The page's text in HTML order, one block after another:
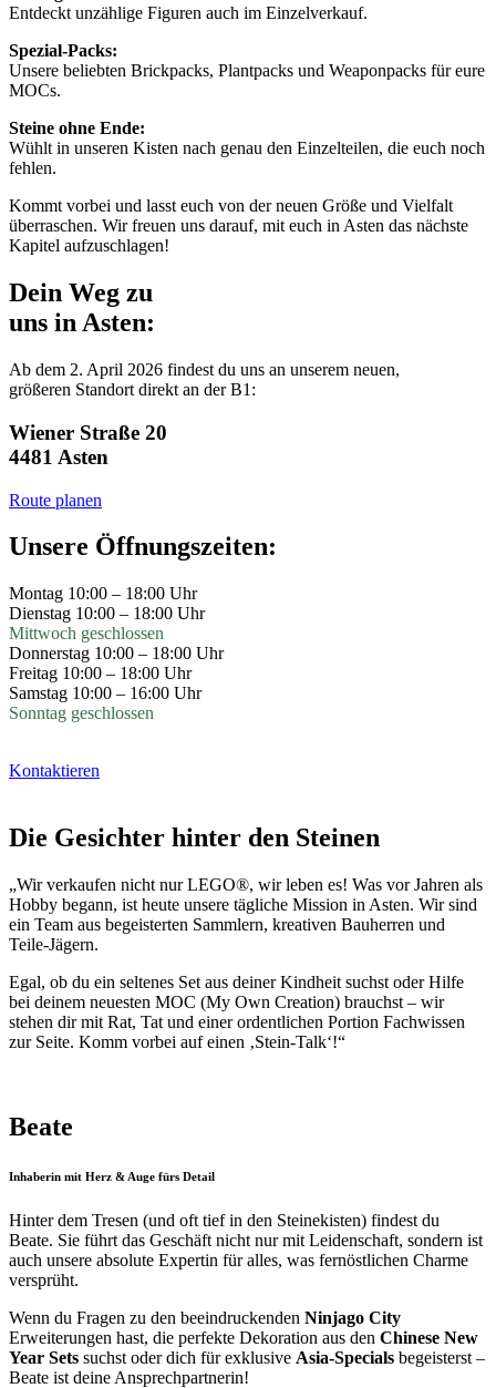
Entdeckt unzählige Figuren auch im Einzelverkauf.
Spezial-Packs:
Unsere beliebten Brickpacks, Plantpacks und Weaponpacks für eure
MOCs.
Steine ohne Ende:
Wühlt in unseren Kisten nach genau den Einzelteilen, die euch noch
fehlen.
Kommt vorbei und lasst euch von der neuen Größe und Vielfalt
überraschen. Wir freuen uns darauf, mit euch in Asten das nächste
Kapitel aufzuschlagen!
Dein Weg zu
uns in Asten:
Ab dem 2. April 2026 findest du uns an unserem neuen,
größeren Standort direkt an der B1:
Wiener Straße 20
4481 Asten
Route planen
Unsere Öffnungszeiten:
Montag 10:00 – 18:00 Uhr
Dienstag 10:00 – 18:00 Uhr
Mittwoch geschlossen
Donnerstag 10:00 – 18:00 Uhr
Freitag 10:00 – 18:00 Uhr
Samstag 10:00 – 16:00 Uhr
Sonntag geschlossen
Kontaktieren
Die Gesichter hinter den Steinen
„Wir verkaufen nicht nur LEGO®, wir leben es! Was vor Jahren als
Hobby begann, ist heute unsere tägliche Mission in Asten. Wir sind
ein Team aus begeisterten Sammlern, kreativen Bauherren und
Teile-Jägern.
Egal, ob du ein seltenes Set aus deiner Kindheit suchst oder Hilfe
bei deinem neuesten MOC (My Own Creation) brauchst – wir
stehen dir mit Rat, Tat und einer ordentlichen Portion Fachwissen
zur Seite. Komm vorbei auf einen ‚Stein-Talk‘!“
Beate
Inhaberin mit Herz & Auge fürs Detail
Hinter dem Tresen (und oft tief in den Steinekisten) findest du
Beate. Sie führt das Geschäft nicht nur mit Leidenschaft, sondern ist
auch unsere absolute Expertin für alles, was fernöstlichen Charme
versprüht.
Wenn du Fragen zu den beeindruckenden Ninjago City
Erweiterungen hast, die perfekte Dekoration aus den Chinese New
Year Sets suchst oder dich für exklusive Asia-Specials begeisterst –
Beate ist deine Ansprechpartnerin!